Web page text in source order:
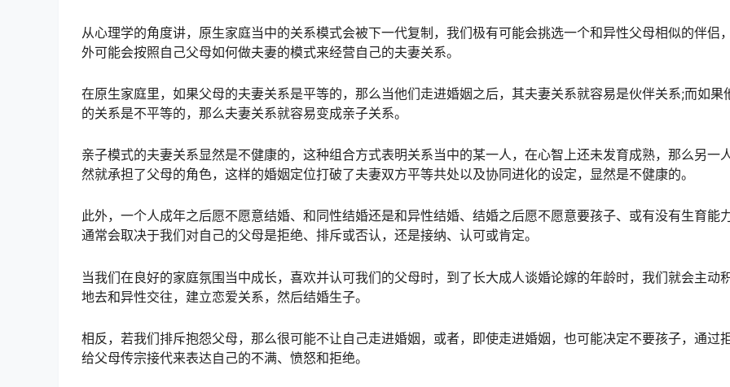
从心理学的角度讲，原生家庭当中的关系模式会被下一代复制，我们极有可能会挑选一个和异性父母相似的伴侣
外可能会按照自己父母如何做夫妻的模式来经营自己的夫妻关系。
在原生家庭里，如果父母的夫妻关系是平等的，那么当他们走进婚姻之后，其夫妻关系就容易是伙伴关系;而如果
的关系是不平等的，那么夫妻关系就容易变成亲子关系。
亲子模式的夫妻关系显然是不健康的，这种组合方式表明关系当中的某一人，在心智上还未发育成熟，那么另一
然就承担了父母的角色，这样的婚姻定位打破了夫妻双方平等共处以及协同进化的设定，显然是不健康的。
此外，一个人成年之后愿不愿意结婚、和同性结婚还是和异性结婚、结婚之后愿不愿意要孩子、或有没有生育能力
通常会取决于我们对自己的父母是拒绝、排斥或否认，还是接纳、认可或肯定。
当我们在良好的家庭氛围当中成长，喜欢并认可我们的父母时，到了长大成人谈婚论嫁的年龄时，我们就会主动
地去和异性交往，建立恋爱关系，然后结婚生子。
相反，若我们排斥抱怨父母，那么很可能不让自己走进婚姻，或者，即使走进婚姻，也可能决定不要孩子，通过
给父母传宗接代来表达自己的不满、愤怒和拒绝。